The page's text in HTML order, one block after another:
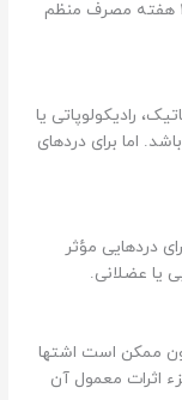
درد حس شود و برای اثر کامل ممکن است ۲ تا ۴ هفته مصرف منظم
رادیکولوپاتی یا
اما برای دردهای
دردهایی مؤثر
یا عضلانی.
ممکن است اشتها
اثرات معمول آن